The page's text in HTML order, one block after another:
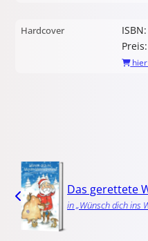
Hardcover
hier
Das gerettete
in „Wünsch dich ins